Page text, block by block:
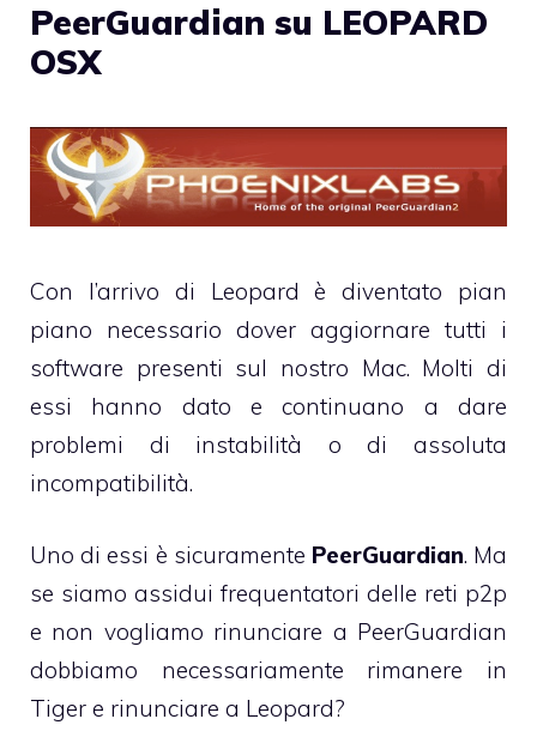
PeerGuardian su LEOPARD
OSX
Con l’arrivo di Leopard è diventato pian
piano necessario dover aggiornare tutti i
software presenti sul nostro Mac. Molti di
essi hanno dato e continuano a dare
problemi di instabilità o di assoluta
incompatibilità.
Uno di essi è sicuramente PeerGuardian. Ma
se siamo assidui frequentatori delle reti p2p
e non vogliamo rinunciare a PeerGuardian
dobbiamo necessariamente rimanere in
Tiger e rinunciare a Leopard?